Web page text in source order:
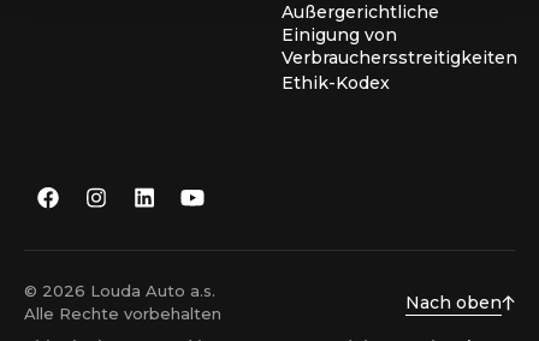
Außergerichtliche
Einigung von
Verbrauchersstreitigkeiten
Ethik-Kodex
© 2026 Louda Auto a.s.
Alle Rechte vorbehalten
Nach oben